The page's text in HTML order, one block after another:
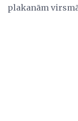
plakanām